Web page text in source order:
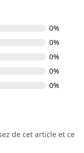
0%
0%
0%
0%
0%
de cet article et ce